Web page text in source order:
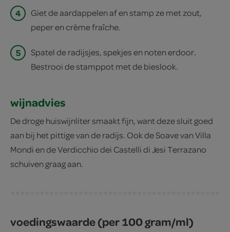
4
Giet de aardappelen af en stamp ze met zout,
peper en crème fraîche.
5
Spatel de radijsjes, spekjes en noten erdoor.
Bestrooi de stamppot met de bieslook.
wijnadvies
De droge huiswijnliter smaakt fijn, want deze sluit goed
aan bij het pittige van de radijs. Ook de Soave van Villa
Mondi en de Verdicchio dei Castelli di Jesi Terrazano
schuiven graag aan.
voedingswaarde (per 100 gram/ml)